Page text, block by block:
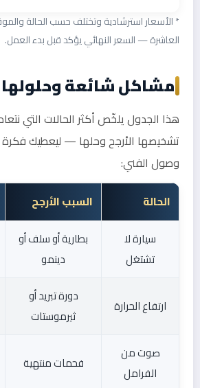
* الأسعار استرشادية وتختلف حسب الحالة
العاشرة — السعر النهائي يؤكد قبل بدء العمل.
مشاكل شائعة
هذا الجدول يلخّص أكثر الحالات التي
تشخيصها الأرجح وحلها — ليعطيك
وصول الفني:
الحالة السبب الأرجح
سيارة لا
تشتغل
بطارية أو سلف أو
دينمو
ارتفاع الحرارة
دورة تبريد أو
ثيرموستات
صوت من
الفرامل
فحمات منتهية